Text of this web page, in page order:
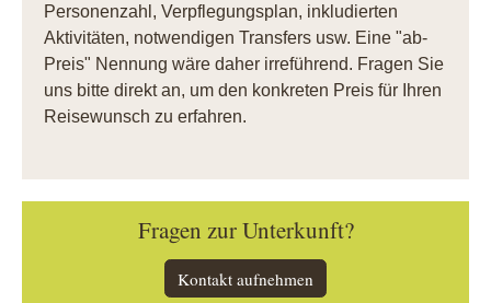
Personenzahl, Verpflegungsplan, inkludierten
Aktivitäten, notwendigen Transfers usw. Eine "ab-
Preis" Nennung wäre daher irreführend. Fragen Sie
uns bitte direkt an, um den konkreten Preis für Ihren
Reisewunsch zu erfahren.
Fragen zur Unterkunft?
Kontakt aufnehmen